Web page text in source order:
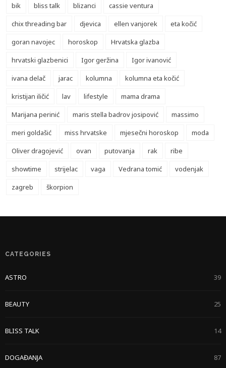
bik
bliss talk blizanci
cassie ventura
chix threading bar
djevica ellen vanjorek
eta kočić
goran navojec
horoskop
Hrvatska glazba
hrvatski glazbenici
Igor geržina
Igor ivanović
ivana delač
jarac kolumna
kolumna eta kočić
kristijan iličić
lav lifestyle
mama drama
Marijana perinić
maris stella badrov josipović
massimo
meri goldašić
miss hrvatske mjesečni horoskop
moda
Oliver dragojević
ovan putovanja rak
ribe
showtime
strijelac vaga Vedrana tomić
vodenjak
zagreb
škorpion
CATEGORIES
ASTRO 39
BEAUTY 25
BLISS TALK 14
DOGAĐANJA 87